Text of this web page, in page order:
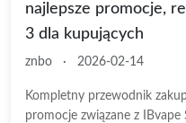
najlepsze promocje,
3 dla kupujących
znbo · 2026-02-14
Kompletny przewodnik
promocje związane z